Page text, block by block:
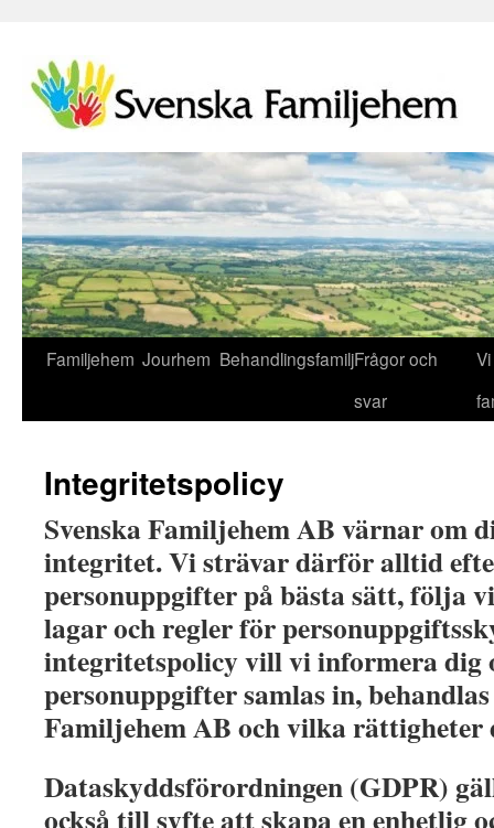
Familjehem Jourhem BehandlingsfamiljFrågor och
svar
Integritetspolicy
Svenska Familjehem AB värnar om
integritet. Vi strävar därför alltid
personuppgifter på bästa sätt, följa
lagar och regler för
integritetspolicy vill vi informera dig
personuppgifter samlas in,
Familjehem AB och vilka rättigheter
Dataskyddsförordningen (GDPR)
också till syfte att skapa en enhetlig